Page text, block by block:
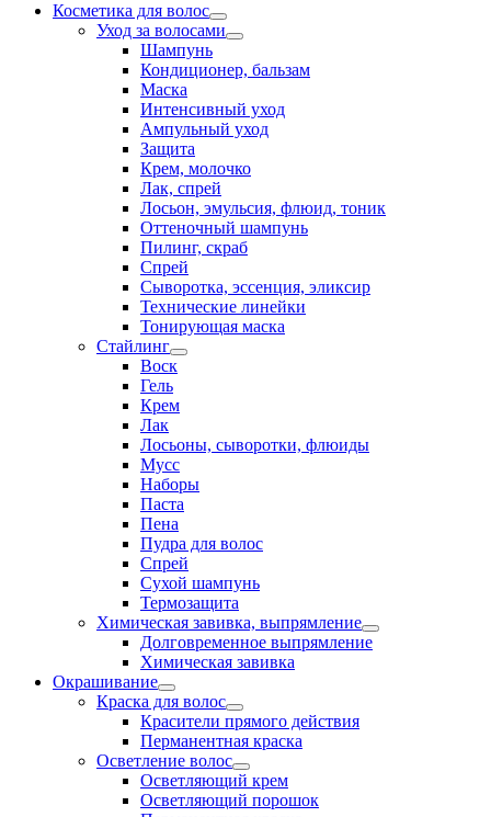
Косметика для волос
Уход за волосами
Шампунь
Кондиционер, бальзам
Маска
Интенсивный уход
Ампульный уход
Защита
Крем, молочко
Лак, спрей
Лосьон, эмульсия, флюид, тоник
Оттеночный шампунь
Пилинг, скраб
Спрей
Сыворотка, эссенция, эликсир
Технические линейки
Тонирующая маска
Стайлинг
Воск
Гель
Крем
Лак
Лосьоны, сыворотки, флюиды
Мусс
Наборы
Паста
Пена
Пудра для волос
Спрей
Сухой шампунь
Термозащита
Химическая завивка, выпрямление
Долговременное выпрямление
Химическая завивка
Окрашивание
Краска для волос
Красители прямого действия
Перманентная краска
Осветление волос
Осветляющий крем
Осветляющий порошок